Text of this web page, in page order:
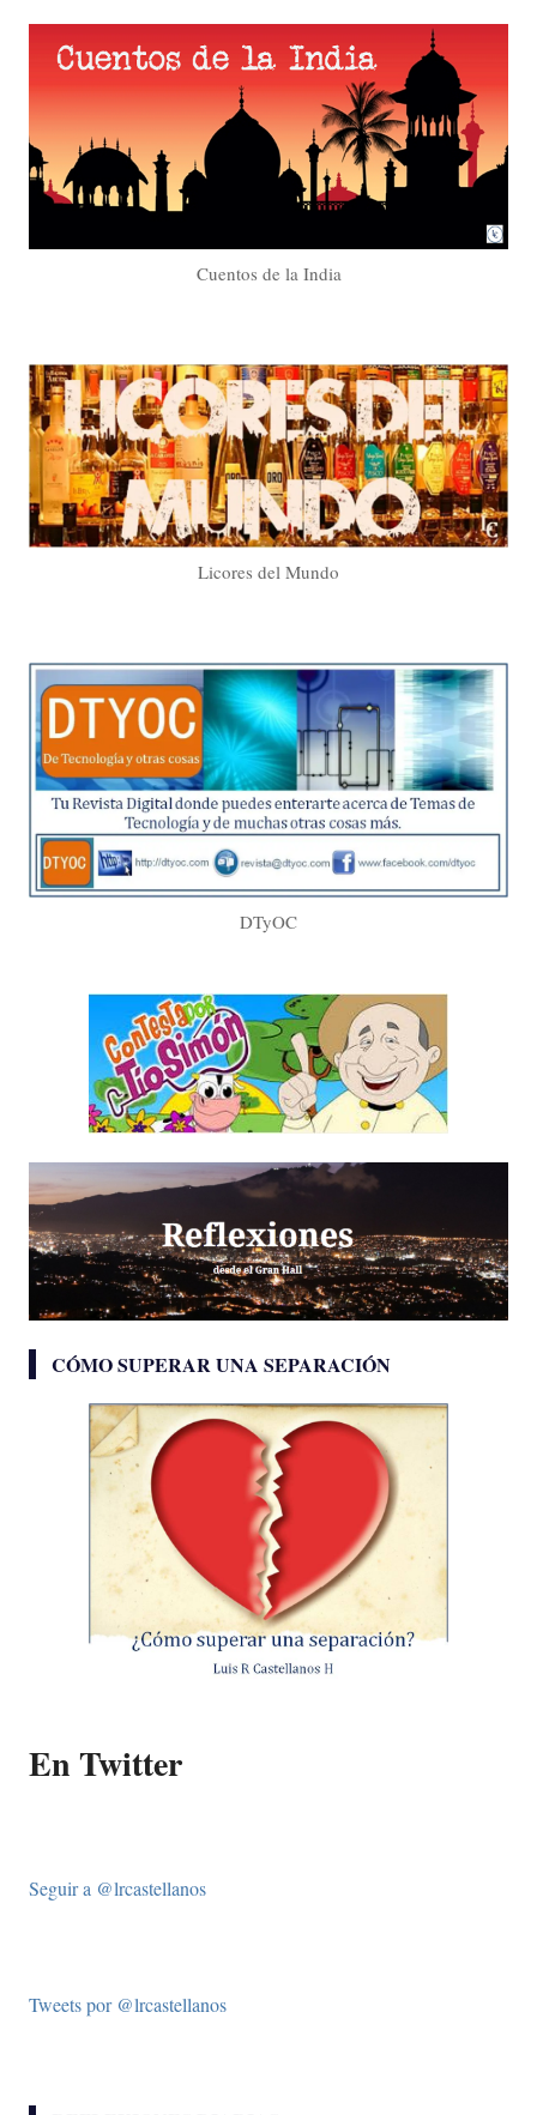
Cuentos de la India
Licores del Mundo
DTyOC
CÓMO SUPERAR UNA SEPARACIÓN
En Twitter
Seguir a @lrcastellanos
Tweets por @lrcastellanos